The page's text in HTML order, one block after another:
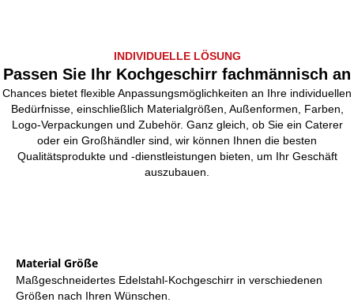
INDIVIDUELLE LÖSUNG
Passen Sie Ihr Kochgeschirr fachmännisch an
Chances bietet flexible Anpassungsmöglichkeiten an Ihre individuellen
Bedürfnisse, einschließlich Materialgrößen, Außenformen, Farben,
Logo-Verpackungen und Zubehör. Ganz gleich, ob Sie ein Caterer
oder ein Großhändler sind, wir können Ihnen die besten
Qualitätsprodukte und -dienstleistungen bieten, um Ihr Geschäft
auszubauen.
Material Größe
Maßgeschneidertes Edelstahl-Kochgeschirr in verschiedenen
Größen nach Ihren Wünschen.